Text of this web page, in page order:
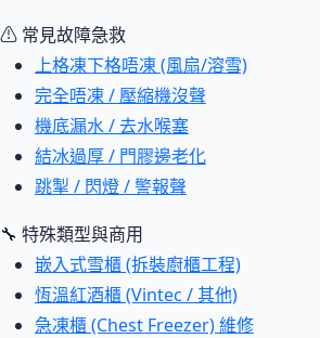
⚠ 常見故障急救
上格凍下格唔凍 (風扇/溶雪)
完全唔凍 / 壓縮機沒聲
機底漏水 / 去水喉塞
結冰過厚 / 門膠邊老化
跳掣 / 閃燈 / 警報聲
🔧 特殊類型與商用
嵌入式雪櫃 (拆裝廚櫃工程)
恆溫紅酒櫃 (Vintec / 其他)
急凍櫃 (Chest Freezer) 維修